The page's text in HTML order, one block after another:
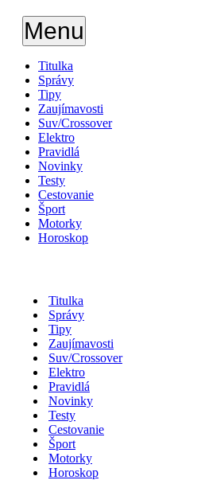
Menu
Titulka
Správy
Tipy
Zaujímavosti
Suv/Crossover
Elektro
Pravidlá
Novinky
Testy
Cestovanie
Šport
Motorky
Horoskop
Titulka
Správy
Tipy
Zaujímavosti
Suv/Crossover
Elektro
Pravidlá
Novinky
Testy
Cestovanie
Šport
Motorky
Horoskop